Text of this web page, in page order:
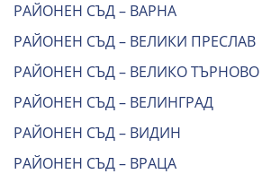
РАЙОНЕН СЪД – ВАРНА
РАЙОНЕН СЪД – ВЕЛИКИ ПРЕСЛАВ
РАЙОНЕН СЪД – ВЕЛИКО ТЪРНОВО
РАЙОНЕН СЪД – ВЕЛИНГРАД
РАЙОНЕН СЪД – ВИДИН
РАЙОНЕН СЪД – ВРАЦА